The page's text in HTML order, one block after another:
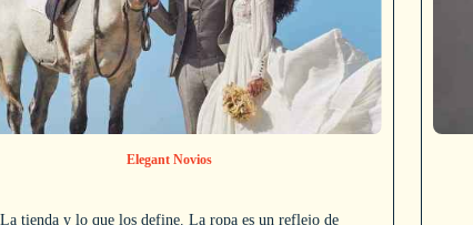
Elegant Novios
La tienda y lo que los define. La ropa es un reflejo de